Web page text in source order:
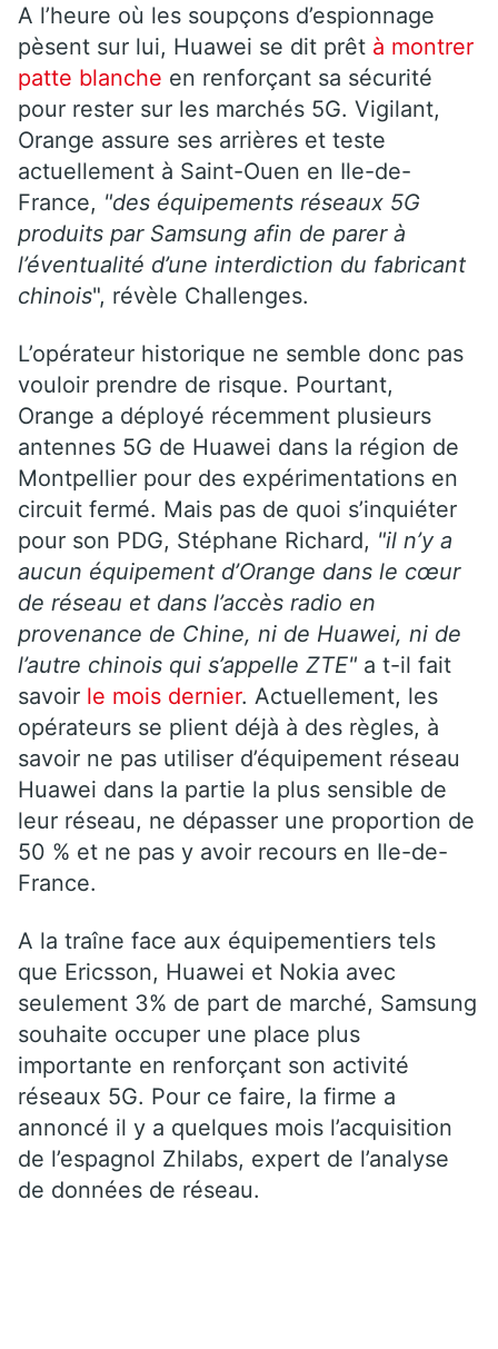
A l’heure où les soupçons d’espionnage
pèsent sur lui, Huawei se dit prêt à montrer
patte blanche en renforçant sa sécurité
pour rester sur les marchés 5G. Vigilant,
Orange assure ses arrières et teste
actuellement à Saint-Ouen en Ile-de-
France, "des équipements réseaux 5G
produits par Samsung afin de parer à
l’éventualité d’une interdiction du fabricant
chinois", révèle Challenges.
L’opérateur historique ne semble donc pas
vouloir prendre de risque. Pourtant,
Orange a déployé récemment plusieurs
antennes 5G de Huawei dans la région de
Montpellier pour des expérimentations en
circuit fermé. Mais pas de quoi s’inquiéter
pour son PDG, Stéphane Richard, "il n’y a
aucun équipement d’Orange dans le cœur
de réseau et dans l’accès radio en
provenance de Chine, ni de Huawei, ni de
l’autre chinois qui s’appelle ZTE" a t-il fait
savoir le mois dernier. Actuellement, les
opérateurs se plient déjà à des règles, à
savoir ne pas utiliser d’équipement réseau
Huawei dans la partie la plus sensible de
leur réseau, ne dépasser une proportion de
50 % et ne pas y avoir recours en Ile-de-
France.
A la traîne face aux équipementiers tels
que Ericsson, Huawei et Nokia avec
seulement 3% de part de marché, Samsung
souhaite occuper une place plus
importante en renforçant son activité
réseaux 5G. Pour ce faire, la firme a
annoncé il y a quelques mois l’acquisition
de l’espagnol Zhilabs, expert de l’analyse
de données de réseau.